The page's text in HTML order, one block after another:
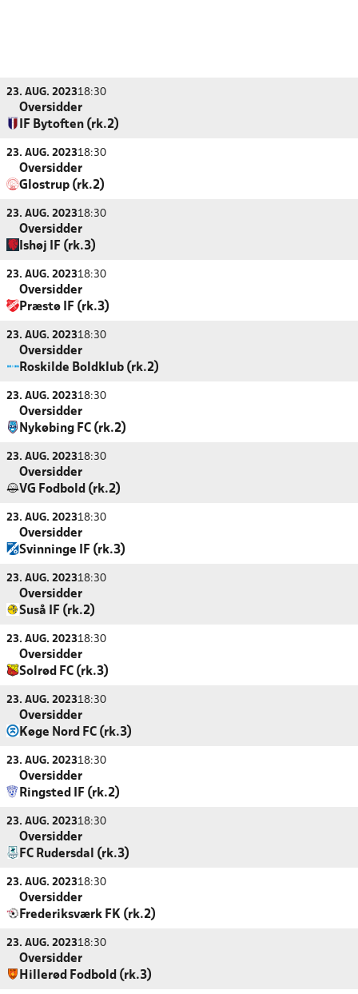
23. AUG. 202318:30
Oversidder
IF Bytoften (rk.2)
23. AUG. 202318:30
Oversidder
Glostrup (rk.2)
23. AUG. 202318:30
Oversidder
Ishøj IF (rk.3)
23. AUG. 202318:30
Oversidder
Præstø IF (rk.3)
23. AUG. 202318:30
Oversidder
Roskilde Boldklub (rk.2)
23. AUG. 202318:30
Oversidder
Nykøbing FC (rk.2)
23. AUG. 202318:30
Oversidder
VG Fodbold (rk.2)
23. AUG. 202318:30
Oversidder
Svinninge IF (rk.3)
23. AUG. 202318:30
Oversidder
Suså IF (rk.2)
23. AUG. 202318:30
Oversidder
Solrød FC (rk.3)
23. AUG. 202318:30
Oversidder
Køge Nord FC (rk.3)
23. AUG. 202318:30
Oversidder
Ringsted IF (rk.2)
23. AUG. 202318:30
Oversidder
FC Rudersdal (rk.3)
23. AUG. 202318:30
Oversidder
Frederiksværk FK (rk.2)
23. AUG. 202318:30
Oversidder
Hillerød Fodbold (rk.3)